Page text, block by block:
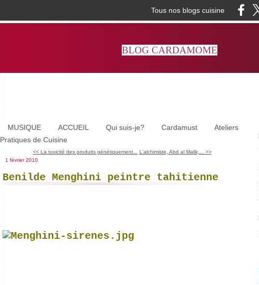
Tous nos blogs cuisine
BLOG CARDAMOME
MUSIQUE ACCUEIL Qui suis-je? Cardamust
Ateliers
Pratiques de Cuisine
<< La toxicité des produits génétiquement...
L'alchimiste, Abd al Malik,... >>
1 février 2010
Benilde Menghini peintre tahitienne